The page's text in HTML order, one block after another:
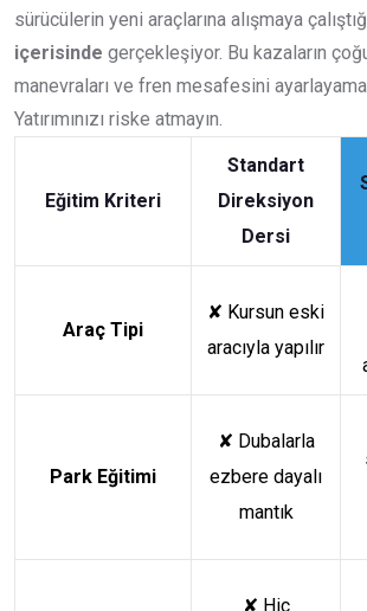
sürücülerin yeni araçlarına alışmaya
içerisinde gerçekleşiyor. Bu kazaların
manevraları ve fren mesafesini
Yatırımınızı riske atmayın.
Eğitim Kriteri
Standart
Direksiyon
Dersi
Araç Tipi
✘ Kursun eski
aracıyla yapılır
Park Eğitimi
✘ Dubalarla
ezbere dayalı
mantık
✘ Hiç